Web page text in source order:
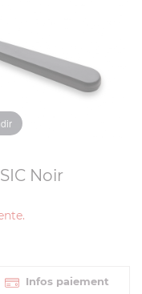
Noir
Infos paiement